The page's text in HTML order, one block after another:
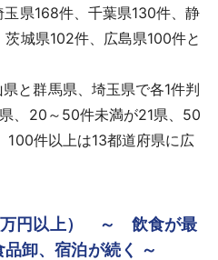
県168件、千葉県130件、静
城県102件、広島県100件と
と群馬県、埼玉県で各1件判
、20～50件未満が21県、50
100件以上は13都道府県に広
万円以上） ～ 飲⾷が最
卸、宿泊が続く ～